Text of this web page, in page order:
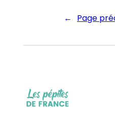
← Page